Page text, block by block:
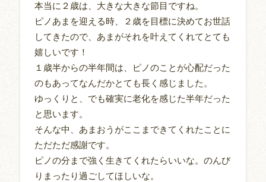
本当に２歳は、大きな大きな節目ですね。
ピノあまを迎える時、２歳を目標に決めてお世話
してきたので、あまがそれを叶えてくれてとても
嬉しいです！
１歳半からの半年間は、ピノのことが心配だった
のもあってなんだかとても長く感じました。
ゆっくりと、でも確実に老化を感じた半年だった
と思います。
そんな中、あまおうがここまできてくれたことに
ただただ感謝です。
ピノの分まで強く生きてくれたらいいな。のんび
りまったり過ごしてほしいな。